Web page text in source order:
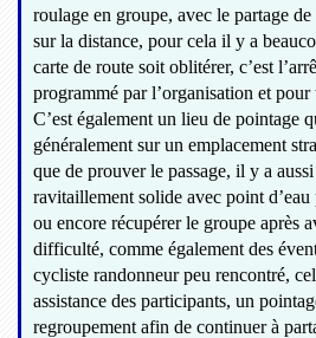
roulage en groupe, avec le partage
sur la distance, pour cela il y a
carte de route soit oblitérer, c’est
programmé par l’organisation et pour
C’est également un lieu de pointage
généralement sur un emplacement
que de prouver le passage, il y a
ravitaillement solide avec point
ou encore récupérer le groupe après
difficulté, comme également des
cycliste randonneur peu rencontré,
assistance des participants, un
regroupement afin de continuer à